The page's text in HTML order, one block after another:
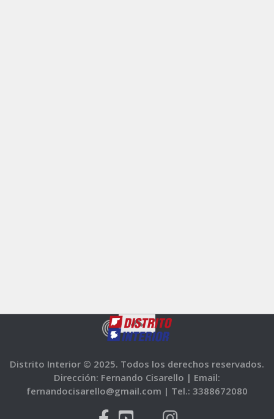
Distrito Interior © 2025. Todos los derechos reservados.
Dirección: Fernando Cisarello | Email:
fernandocisarello@gmail.com | Tel.: 3388672080